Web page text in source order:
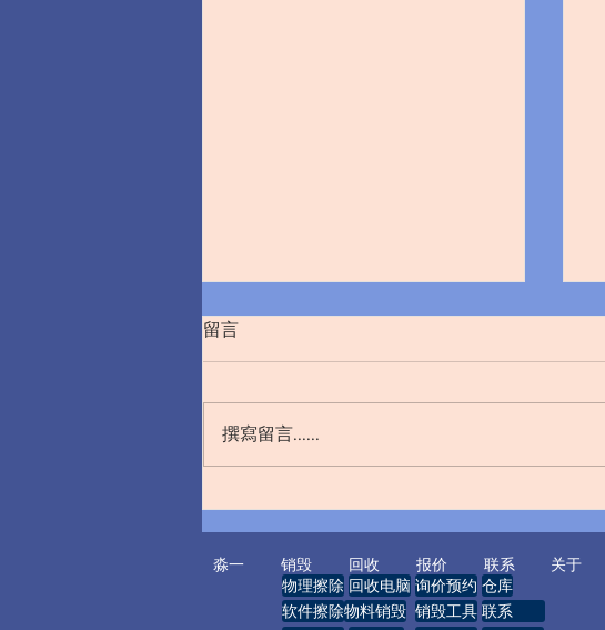
—— 规范法院涉密文件数据销
毁管理工作
留言
撰寫留言......
淼一 销毁 回收 报价 联系 关于
物理擦除 回收电脑 询价预约 仓库
软件擦除物料销毁 销毁工具 联系